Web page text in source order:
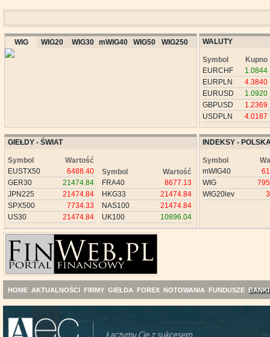
WIG WIG20 WIG30 mWIG40 WIG50 WIG250 WALUTY
Symbol
Kupno
EURCHF
1.0844
EURPLN
4.3840
EURUSD
1.0920
GBPUSD
1.2369
USDPLN
4.0187
GIEŁDY - ŚWIAT
Symbol
Wartość
EUSTX50
6488.40
GER30
21474.84
JPN225
21474.84
SPX500
7734.33
US30
21474.84
Symbol
Wartość
FRA40
8677.13
HKG33
21474.84
NAS100
21474.84
UK100
10896.04
INDEKSY -
Symbol
mWIG40
WIG
WIG20lev
HOME AKTUALNOŚCI FIRMY GIEŁDA FOREX NOTOWANIA FUNDUSZE BANKI